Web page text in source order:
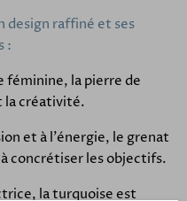
design raffiné et ses
:
féminine, la pierre de
la créativité.
et à l'énergie, le grenat
concrétiser les objectifs.
la turquoise est